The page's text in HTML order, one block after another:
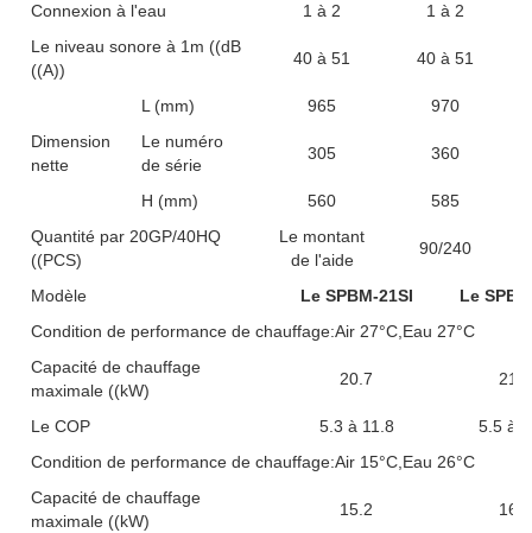
Connexion à l'eau
1 à 2
1 à 2
Le niveau sonore à 1m ((dB
((A))
40 à 51 40 à 51
Dimension
nette
L (mm) 965
970
Le numéro
de série
305 360
H (mm) 560
585
Quantité par 20GP/40HQ
((PCS)
Le montant
de l'aide
90/240
Modèle Le SPBM-21SI
Le
Condition de performance de chauffage:Air 27°C,Eau 27°C
Capacité de chauffage
maximale ((kW)
20.7 21.2
Le COP 5.3 à 11.8
5.5 à
Condition de performance de chauffage:Air 15°C,Eau 26°C
Capacité de chauffage
maximale ((kW)
15.2 16.1